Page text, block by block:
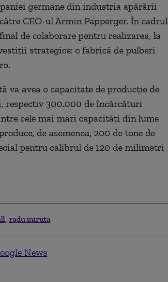
germane din industria apărării
CEO-ul Armin Papperger. În cadrul
de colaborare pentru realizarea, la
strategice: o fabrică de pulberi
va avea o capacitate de producţie de
respectiv 300.000 de încărcături
cele mai mari capacităţi din lume
de asemenea, 200 de tone de
pentru calibrul de 120 de milimetri
radu miruta
News